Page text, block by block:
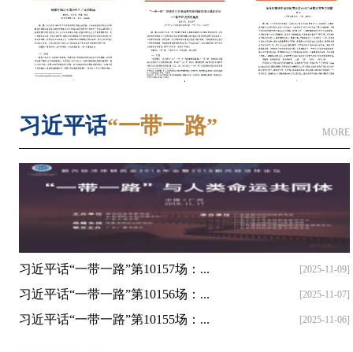
习近平话“一带一路” MORE
习近平话“一带一路”第10157场：... [2025-11-09]
习近平话“一带一路”第10156场：... [2025-11-07]
习近平话“一带一路”第10155场：... [2025-11-06]